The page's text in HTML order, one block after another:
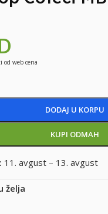
od web cena
DODAJ U KORPU
KUPI ODMAH
11. avgust – 13. avgust
želja